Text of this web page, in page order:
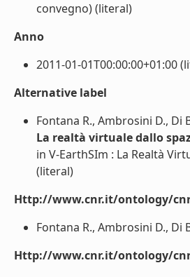
convegno) (literal)
Anno
2011-01-01T00:00:00+01:00
Alternative label
Fontana R., Ambrosini D., Di
La realtà virtuale dallo
in V-EarthSIm : La Realtà
(literal)
Http://www.cnr.it/ontology/
Fontana R., Ambrosini D., Di
Http://www.cnr.it/ontology/